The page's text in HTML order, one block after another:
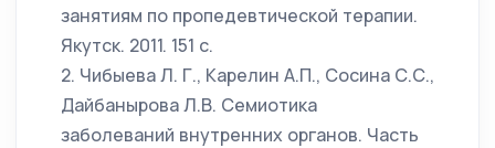
занятиям по пропедевтической терапии.
Якутск. 2011. 151 с.
2. Чибыева Л. Г., Карелин А.П., Сосина С.С.,
Дайбанырова Л.В. Семиотика
заболеваний внутренних органов. Часть